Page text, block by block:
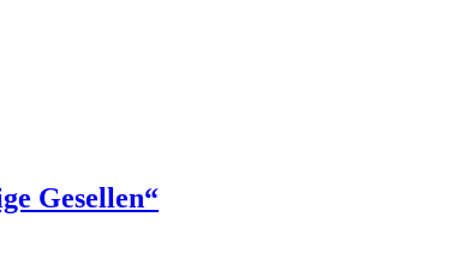
Gesellen“